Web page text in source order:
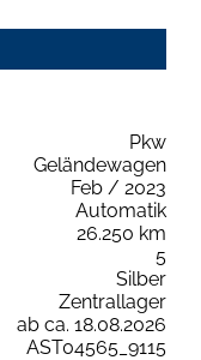
Pkw
Geländewagen
Feb / 2023
Automatik
26.250 km
5
Silber
Zentrallager
ab ca. 18.08.2026
AST04565_9115